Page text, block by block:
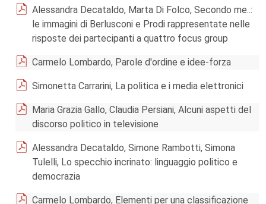
Alessandra Decataldo, Marta Di Folco, Secondo me..:
le immagini di Berlusconi e Prodi rappresentate nelle
risposte dei partecipanti a quattro focus group
Carmelo Lombardo, Parole d'ordine e idee-forza
Simonetta Carrarini, La politica e i media elettronici
Maria Grazia Gallo, Claudia Persiani, Alcuni aspetti del
discorso politico in televisione
Alessandra Decataldo, Simone Rambotti, Simona
Tulelli, Lo specchio incrinato: linguaggio politico e
democrazia
Carmelo Lombardo, Elementi per una classificazione